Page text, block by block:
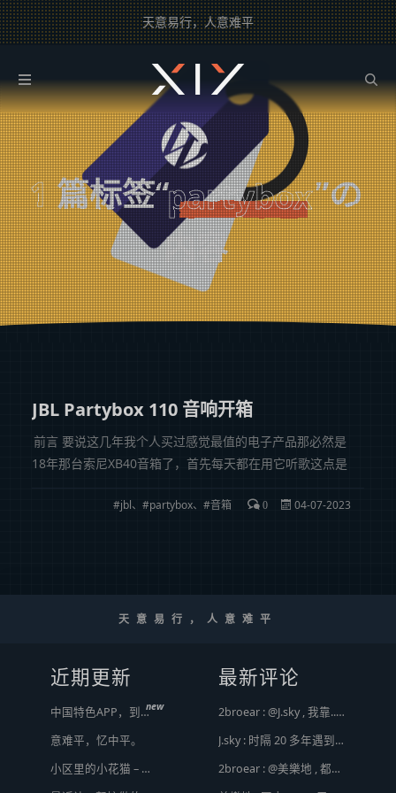
天意易行，人意难平
2BROEARの partybox Tag
1篇标签“partybox”の
内容
JBL Partybox 110 音响开箱
前言 要说这几年我个人买过感觉最值的电子产品那必然是
18年那台索尼XB40音箱了，首先每天都在用它听歌这点是
也杠杠的没得说。（如果要说最不值的电子产品，那非m1
jbl、 partybox、 音箱 0 04-07-2023
天意易行，人意难平
近期更新
中国特色APP，到底谁来治？new
意难平，忆中平。
小区里的小花猫 – 日常记事（二百二十）
最新评论
2broear : @J.sky , 我靠.. 心情复杂 [ Emoji Image ]
J.sky : 时隔 20 多年遇到前任，你猜会是什么感觉？前几天和老婆去超市，巧不巧老婆去看其他商品了，就这么两分钟的功夫，我和前任迎面相遇，我看了一眼她，她也看到我了，谁都没说话，我感觉她恐慌的逃走了。我们擦肩而过，按道理这个年龄本不应该两个人单独在超市相遇，除非单身。所以，我猜她离婚了？搞不好她可能以为我也离婚了？哈哈哈
2broear : @美樂地 , 都是利益驱使，盈利手段不行